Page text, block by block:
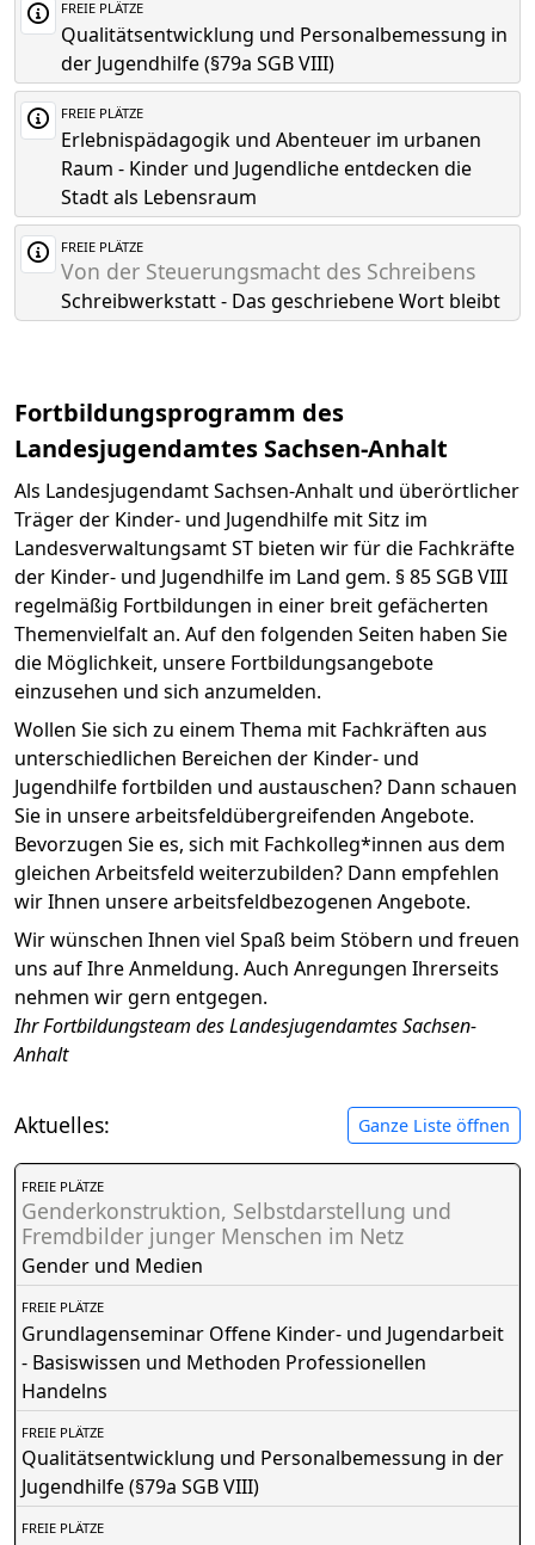
FREIE PLÄTZE
Qualitätsentwicklung und Personalbemessung in
der Jugendhilfe (§79a SGB VIII)
FREIE PLÄTZE
Erlebnispädagogik und Abenteuer im urbanen
Raum - Kinder und Jugendliche entdecken die
Stadt als Lebensraum
FREIE PLÄTZE
Von der Steuerungsmacht des Schreibens
Schreibwerkstatt - Das geschriebene Wort bleibt
Fortbildungsprogramm des
Landesjugendamtes Sachsen-Anhalt
Als Landesjugendamt Sachsen-Anhalt und überörtlicher
Träger der Kinder- und Jugendhilfe mit Sitz im
Landesverwaltungsamt ST bieten wir für die Fachkräfte
der Kinder- und Jugendhilfe im Land gem. § 85 SGB VIII
regelmäßig Fortbildungen in einer breit gefächerten
Themenvielfalt an. Auf den folgenden Seiten haben Sie
die Möglichkeit, unsere Fortbildungsangebote
einzusehen und sich anzumelden.
Wollen Sie sich zu einem Thema mit Fachkräften aus
unterschiedlichen Bereichen der Kinder- und
Jugendhilfe fortbilden und austauschen? Dann schauen
Sie in unsere arbeitsfeldübergreifenden Angebote.
Bevorzugen Sie es, sich mit Fachkolleg*innen aus dem
gleichen Arbeitsfeld weiterzubilden? Dann empfehlen
wir Ihnen unsere arbeitsfeldbezogenen Angebote.
Wir wünschen Ihnen viel Spaß beim Stöbern und freuen
uns auf Ihre Anmeldung. Auch Anregungen Ihrerseits
nehmen wir gern entgegen.
Ihr Fortbildungsteam des Landesjugendamtes Sachsen-
Anhalt
Aktuelles: Ganze Liste öffnen
FREIE PLÄTZE
Genderkonstruktion, Selbstdarstellung und
Fremdbilder junger Menschen im Netz
Gender und Medien
FREIE PLÄTZE
Grundlagenseminar Offene Kinder- und Jugendarbeit
- Basiswissen und Methoden Professionellen
Handelns
FREIE PLÄTZE
Qualitätsentwicklung und Personalbemessung in der
Jugendhilfe (§79a SGB VIII)
FREIE PLÄTZE